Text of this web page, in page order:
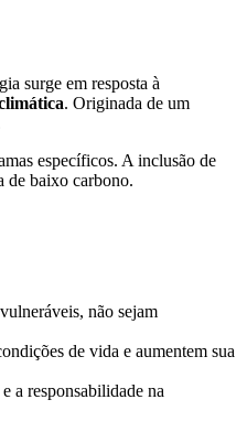
surge em resposta à
. Originada de um
específicos. A inclusão de
de baixo carbono.
não sejam
de vida e aumentem sua
a responsabilidade na